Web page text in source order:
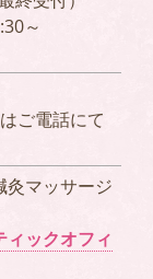
～
ご電話にて
灸マッサージ
ックオフィ